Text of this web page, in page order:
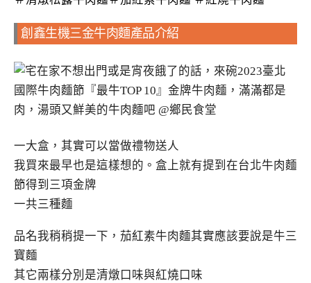
創鑫生機三金牛肉麵產品介紹
一大盒，其實可以當做禮物送人
我買來最早也是這樣想的。盒上就有提到在台北牛肉麵
節得到三項金牌
一共三種麵
品名我稍稍提一下，茄紅素牛肉麵其實應該要說是牛三
寶麵
其它兩樣分別是清燉口味與紅燒口味